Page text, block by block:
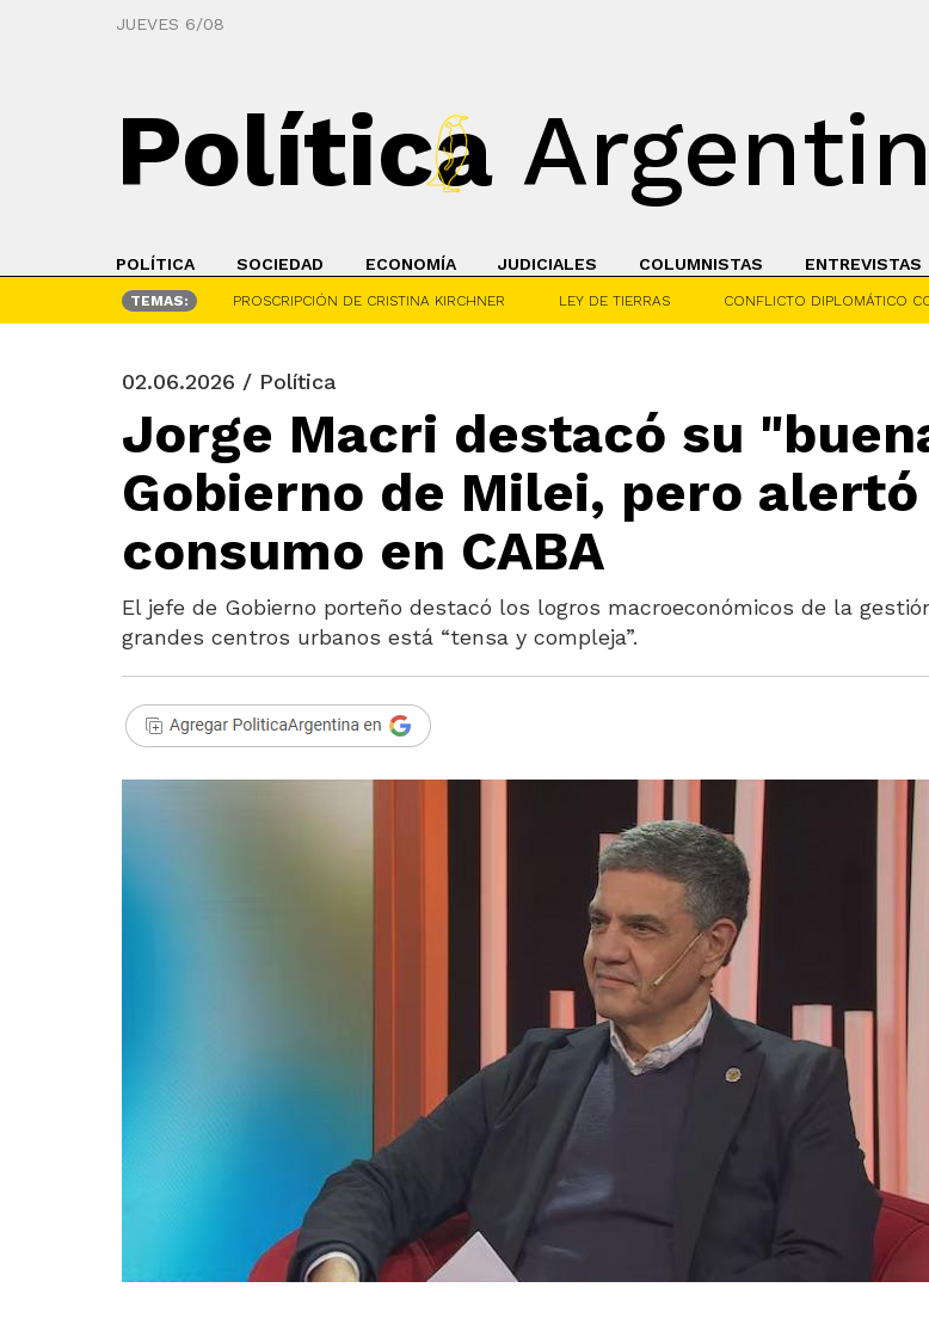
JUEVES 6/08
Política
POLÍTICA SOCIEDAD ECONOMÍA JUDICIALES COLUMNISTAS ENTREVISTAS
TEMAS: PROSCRIPCIÓN DE CRISTINA KIRCHNER LEY DE TIERRAS CONFLICTO DIPLOMÁTICO
02.06.2026 / Política
Jorge Macri destacó su
Gobierno de Milei, pero
consumo en CABA
El jefe de Gobierno porteño destacó los logros macroeconómicos de la
grandes centros urbanos está “tensa y compleja”.